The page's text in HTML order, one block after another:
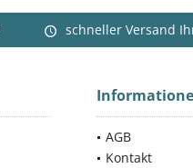
schneller Versand
AGB
Kontakt